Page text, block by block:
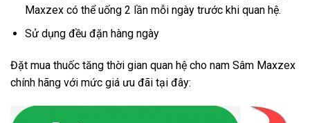
Maxzex có thể uống 2 lần mỗi ngày trước khi quan hệ.
Sử dụng đều đặn hàng ngày
Đặt mua thuốc tăng thời gian quan hệ cho nam Sâm Maxzex
chính hãng với mức giá ưu đãi tại đây: